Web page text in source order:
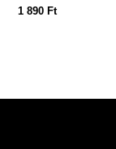
1 890 Ft